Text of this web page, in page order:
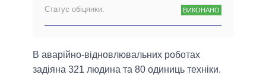
Статус обіцянки: ВИКОНАНО
В аварійно-відновлювальних роботах
задіяна 321 людина та 80 одиниць техніки.